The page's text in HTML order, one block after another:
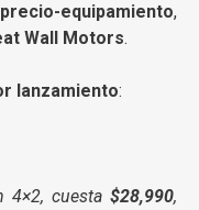
equipamiento,
Wall Motors.
lanzamiento:
4×2, cuesta$28,990,